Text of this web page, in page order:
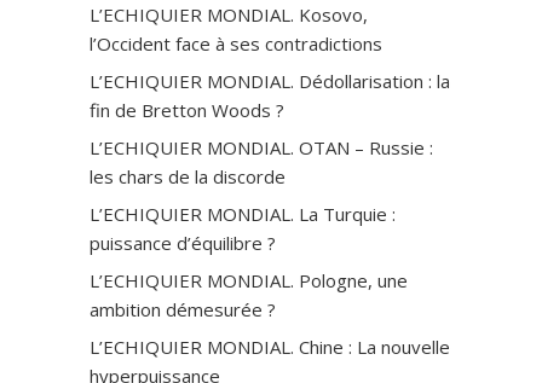
L’ECHIQUIER MONDIAL. Kosovo,
l’Occident face à ses contradictions
L’ECHIQUIER MONDIAL. Dédollarisation : la
fin de Bretton Woods ?
L’ECHIQUIER MONDIAL. OTAN – Russie :
les chars de la discorde
L’ECHIQUIER MONDIAL. La Turquie :
puissance d’équilibre ?
L’ECHIQUIER MONDIAL. Pologne, une
ambition démesurée ?
L’ECHIQUIER MONDIAL. Chine : La nouvelle
hyperpuissance